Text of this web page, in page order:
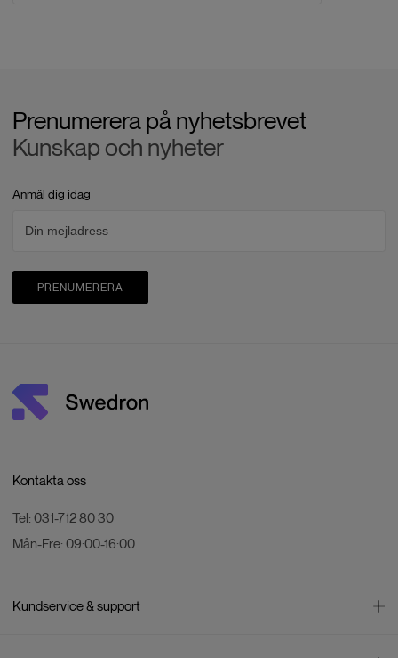
Prenumerera på nyhetsbrevet
Kunskap och nyheter
Anmäl dig idag
PRENUMERERA
Kontakta oss
Tel: 031-712 80 30
Mån-Fre: 09:00-16:00
Kundservice & support